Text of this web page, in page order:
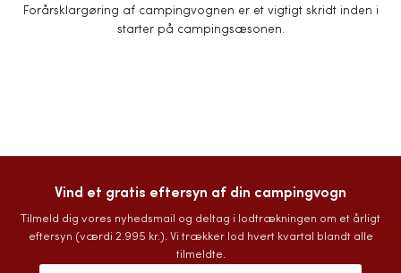
Forårsklargøring af campingvognen er et vigtigt skridt inden i
starter på campingsæsonen.
Vind et gratis eftersyn af din campingvogn
Tilmeld dig vores nyhedsmail og deltag i lodtrækningen om et årligt
eftersyn (værdi 2.995 kr.). Vi trækker lod hvert kvartal blandt alle
tilmeldte.